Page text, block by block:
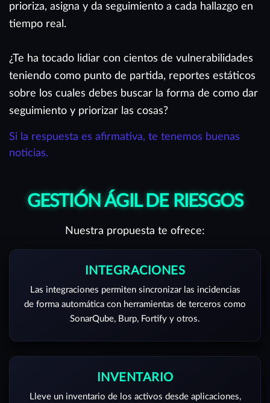
prioriza, asigna y da seguimiento a cada hallazgo en
tiempo real.
¿Te ha tocado lidiar con cientos de vulnerabilidades
teniendo como punto de partida, reportes estáticos
sobre los cuales debes buscar la forma de como dar
seguimiento y priorizar las cosas?
Si la respuesta es afirmativa, te tenemos buenas
noticias.
GESTIÓN ÁGIL DE RIESGOS
Nuestra propuesta te ofrece:
INTEGRACIONES
Las integraciones permiten sincronizar las incidencias
de forma automática con herramientas de terceros como
SonarQube, Burp, Fortify y otros.
INVENTARIO
Lleve un inventario de los activos desde aplicaciones,